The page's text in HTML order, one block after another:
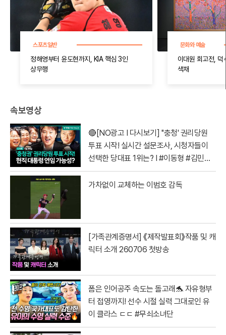
스포츠일반
정해영부터 윤도현까지, KIA 핵심 3인
상무행
문화와 예술
이대원 회고전, 덕
색채
속보영상
🔴[NO광고 I 다시보기] ''충청' 권리당원
투표 시작! 실시간 설문조사, 시청자들이
선택한 당대표 1위는? I #이동형 #김민석
#정청래 #전당대회
가차없이 교체하는 이범호 감독
[가족관계증명서] 《제작발표회》작품 및 캐
릭터 소개 260706 첫방송
폼은 인어공주 속도는 돌고래🐬 자유형부
터 접영까지! 선수 시절 실력 그대로인 유
이 클라스 ㄷㄷ #무쇠소녀단